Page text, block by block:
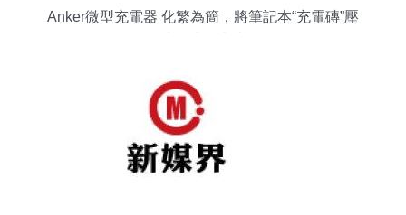
Anker微型充電器 化繁為簡，將筆記本“充電磚”壓